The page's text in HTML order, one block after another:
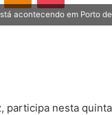
acontecendo em Porto
participa nesta